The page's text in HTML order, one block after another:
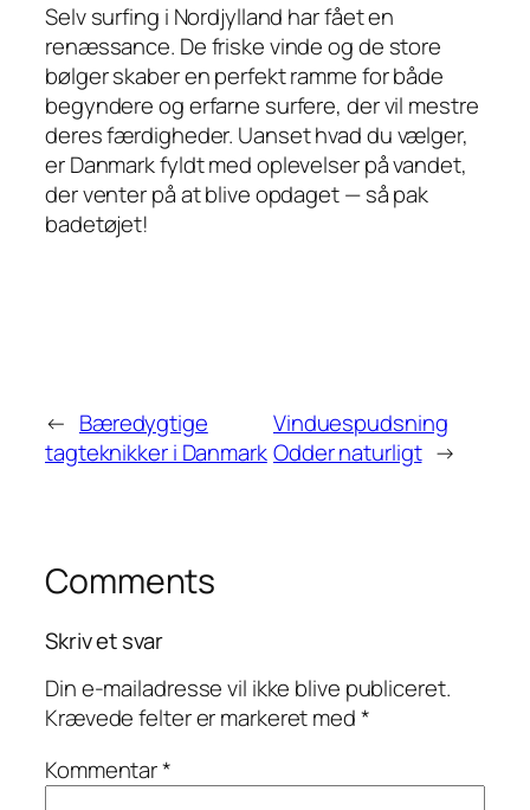
Selv surfing i Nordjylland har fået en
renæssance. De friske vinde og de store
bølger skaber en perfekt ramme for både
begyndere og erfarne surfere, der vil mestre
deres færdigheder. Uanset hvad du vælger,
er Danmark fyldt med oplevelser på vandet,
der venter på at blive opdaget — så pak
badetøjet!
← Bæredygtige
tagteknikker i Danmark
Vinduespudsning
Odder naturligt →
Comments
Skriv et svar
Din e-mailadresse vil ikke blive publiceret.
Krævede felter er markeret med*
Kommentar*